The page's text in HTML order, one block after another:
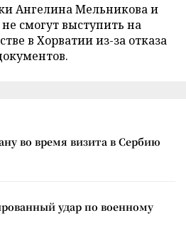
Ангелина Мельникова и
смогут выступить на
в Хорватии из-за отказа
во время визита в Сербию
удар по военному